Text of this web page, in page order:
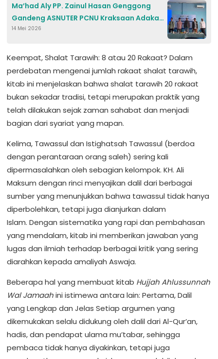
Ma’had Aly PP. Zainul Hasan Genggong
Gandeng ASNUTER PCNU Kraksaan Adakan
Seminar Penguatan ASWAJA
14 Mei 2026
Keempat, Shalat Tarawih: 8 atau 20 Rakaat? Dalam
perdebatan mengenai jumlah rakaat shalat tarawih,
kitab ini menjelaskan bahwa shalat tarawih 20 rakaat
bukan sekadar tradisi, tetapi merupakan praktik yang
telah dilakukan sejak zaman sahabat dan menjadi
bagian dari syariat yang mapan.
Kelima, Tawassul dan Istighatsah Tawassul (berdoa
dengan perantaraan orang saleh) sering kali
dipermasalahkan oleh sebagian kelompok. KH. Ali
Maksum dengan rinci menyajikan dalil dari berbagai
sumber yang menunjukkan bahwa tawassul tidak hanya
diperbolehkan, tetapi juga dianjurkan dalam
Islam. Dengan sistematika yang rapi dan pembahasan
yang mendalam, kitab ini memberikan jawaban yang
lugas dan ilmiah terhadap berbagai kritik yang sering
diarahkan kepada amaliyah Aswaja.
Beberapa hal yang membuat kitab Hujjah Ahlussunnah
Wal Jamaahini istimewa antara lain: Pertama, Dalil
yang Lengkap dan Jelas Setiap argumen yang
dikemukakan selalu didukung oleh dalil dari Al-Qur’an,
hadis, dan pendapat ulama mu’tabar, sehingga
pembaca tidak hanya diyakinkan, tetapi juga